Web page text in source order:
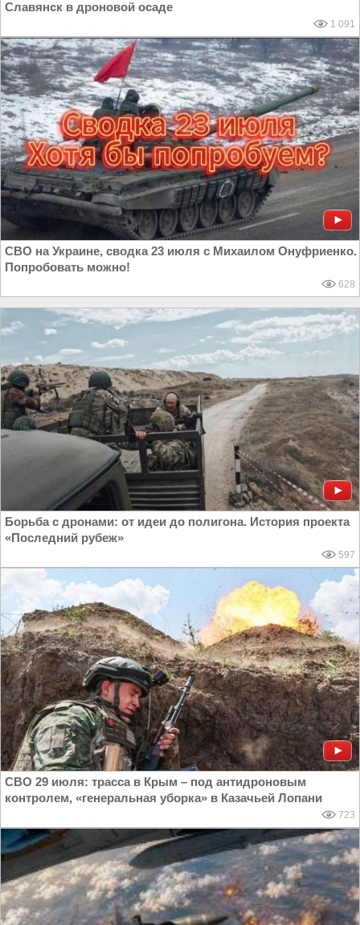
Славянск в дроновой осаде
1 091
СВО на Украине, сводка 23 июля с Михаилом Онуфриенко.
Попробовать можно!
628
Борьба с дронами: от идеи до полигона. История проекта
«Последний рубеж»
597
СВО 29 июля: трасса в Крым – под антидроновым
контролем, «генеральная уборка» в Казачьей Лопани
723